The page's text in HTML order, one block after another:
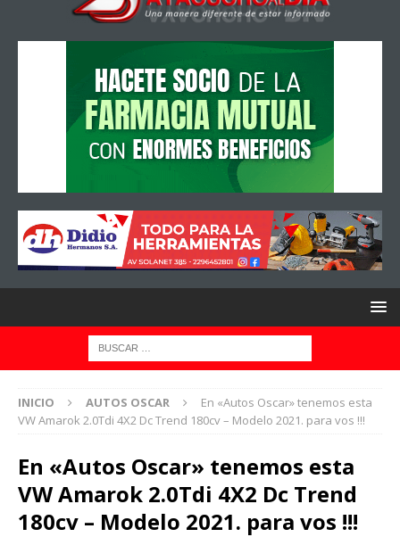
INICIO AUTOS OSCAR
En «Autos Oscar» tenemos esta
VW Amarok 2.0Tdi 4X2 Dc Trend 180cv – Modelo 2021. para vos !!!
En «Autos Oscar» tenemos esta
VW Amarok 2.0Tdi 4X2 Dc Trend
180cv – Modelo 2021. para vos !!!